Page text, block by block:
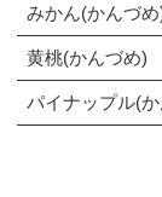
みかん(かんづめ
黄桃(かんづめ)
パイナップル(